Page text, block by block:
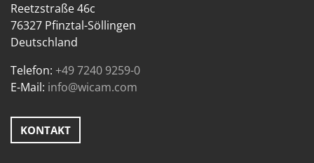
Reetzstraße 46c
76327 Pfinztal-Söllingen
Deutschland
Telefon: +49 7240 9259-0
E-Mail: info@wicam.com
KONTAKT